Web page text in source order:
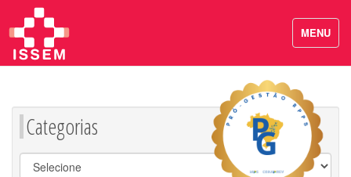
Categorias
MENU